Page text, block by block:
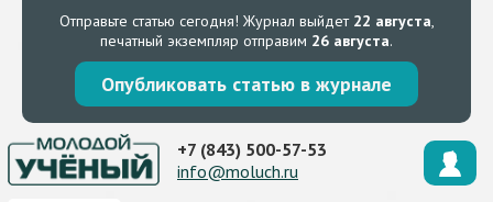
Отправьте статью сегодня! Журнал выйдет 22 августа,
печатный экземпляр отправим 26 августа.
Опубликовать статью в журнале
+7 (843) 500-57-53
info@moluch.ru